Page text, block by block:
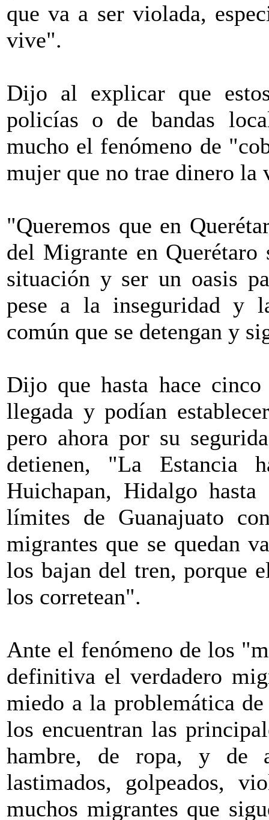
que va a ser violada,
vive".
Dijo al explicar que
policías o de bandas
mucho el fenómeno de
mujer que no trae dinero la
"Queremos que en
del Migrante en Querétaro
situación y ser un oasis
pese a la inseguridad y
común que se detengan y
Dijo que hasta hace
llegada y podían
pero ahora por su
detienen, "La Estancia
Huichapan, Hidalgo
límites de Guanajuato
migrantes que se quedan
los bajan del tren, porque
los corretean".
Ante el fenómeno de los
definitiva el verdadero
miedo a la problemática
los encuentran las
hambre, de ropa, y de
lastimados, golpeados,
muchos migrantes que